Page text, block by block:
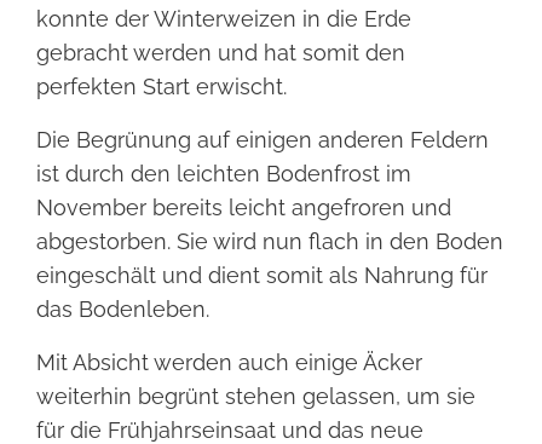
konnte der Winterweizen in die Erde
gebracht werden und hat somit den
perfekten Start erwischt.
Die Begrünung auf einigen anderen Feldern
ist durch den leichten Bodenfrost im
November bereits leicht angefroren und
abgestorben. Sie wird nun flach in den Boden
eingeschält und dient somit als Nahrung für
das Bodenleben.
Mit Absicht werden auch einige Äcker
weiterhin begrünt stehen gelassen, um sie
für die Frühjahrseinsaat und das neue